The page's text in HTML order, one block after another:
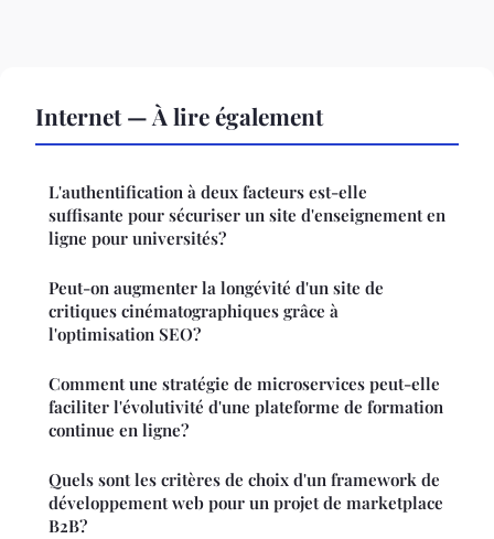
Internet — À lire également
L'authentification à deux facteurs est-elle
suffisante pour sécuriser un site d'enseignement en
ligne pour universités?
Peut-on augmenter la longévité d'un site de
critiques cinématographiques grâce à
l'optimisation SEO?
Comment une stratégie de microservices peut-elle
faciliter l'évolutivité d'une plateforme de formation
continue en ligne?
Quels sont les critères de choix d'un framework de
développement web pour un projet de marketplace
B2B?